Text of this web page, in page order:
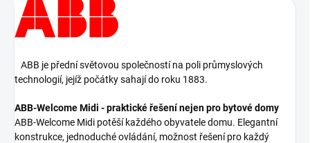
ABB je přední světovou společností na poli průmyslových
technologií, jejíž počátky sahají do roku 1883.
ABB-Welcome Midi - praktické řešení nejen pro bytové domy
ABB-Welcome Midi potěší každého obyvatele domu. Elegantní
konstrukce, jednoduché ovládání, možnost řešení pro každý